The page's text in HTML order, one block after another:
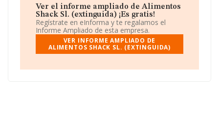
registrada como Sociedad Limitada. Clasifica su
actividad CNAE como '%cnae%', código 5611. La
compañía no tiene actividad en mercados exteriores.
El número de empleados ha bajado un 60% y teniendo
en cuenta la información a disposición de INFORMA, ha
contado con un número de empleados inferior a la
Ver el informe ampliado de Alimentos
Shack Sl. (extinguida) ¡Es gratis!
Regístrate en eInforma y te regalamos el
Informe Ampliado de esta empresa.
VER INFORME AMPLIADO DE
ALIMENTOS SHACK SL. (EXTINGUIDA)